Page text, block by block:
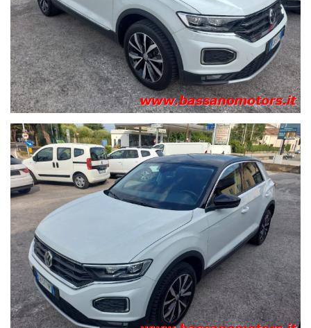
- 2 Slot USB (compatibili iPod/iPhone) - 3 appoggiatesta
posteriori, ribassabili - ABS - Accensione autom. fari con
funzione "Coming/Leaving Home" - Adaptive Cruise Control
(ACC) - Airbag anteriore passeggero con disattivazione -
Airbag guida e passeggero con sist disattiv. airbag
passeggero - Airbag laterali anteriori - Airbag per la testa a
tendina - Alzacristalli elettrici anteriori - Alzacristalli elettrici
posteriori - App Connect - Appoggiabraccia anteriore -
controllo elettronico/ DSG - Cerchi in lega 7J x17" Mayfield,
pneum. 215/55 e bulloni antifurto [PJ4] - Chiave con
transponder - Chiusura centralizzata con radiocomando -
Cinture di sicurezza
ant. automatiche a 3 punti - Climatizzatore - Controllo
automatico velocità - Correttore assetto fari - Cromo & Style
Pack - Display multifunzione - ESC+ABS, ASR, EDS, MSR - Fari
fendinebbia con luce direzionale [8WH] - Fatigue Detection -
Front Assist - Funzione Coming Home e Leaving Home
(illuminazione ambiente esterna) - Gruppi ottici post. a LED -
Hill-Holder - Immobilizzatore - Indicatore temperatura esterna
- Indicatori di direzione integrati nei retrovisori esterni -
Interni in tessuto - Lane Assist (Sistema di assistenza al
mantenimento di corsia) - Luci diurne a LED - Pacchetto luce e